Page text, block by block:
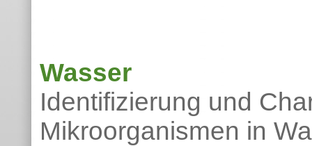
Wasser
Identifizierung und
Mikroorganismen in